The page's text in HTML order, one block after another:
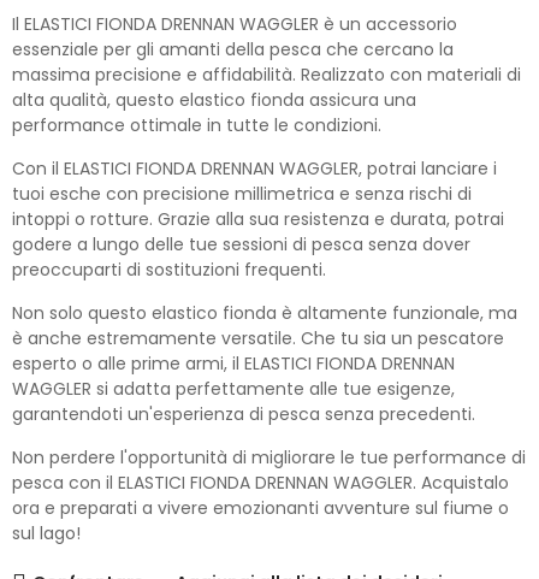
Il ELASTICI FIONDA DRENNAN WAGGLER è un accessorio
essenziale per gli amanti della pesca che cercano la
massima precisione e affidabilità. Realizzato con materiali di
alta qualità, questo elastico fionda assicura una
performance ottimale in tutte le condizioni.
Con il ELASTICI FIONDA DRENNAN WAGGLER, potrai lanciare i
tuoi esche con precisione millimetrica e senza rischi di
intoppi o rotture. Grazie alla sua resistenza e durata, potrai
godere a lungo delle tue sessioni di pesca senza dover
preoccuparti di sostituzioni frequenti.
Non solo questo elastico fionda è altamente funzionale, ma
è anche estremamente versatile. Che tu sia un pescatore
esperto o alle prime armi, il ELASTICI FIONDA DRENNAN
WAGGLER si adatta perfettamente alle tue esigenze,
garantendoti un'esperienza di pesca senza precedenti.
Non perdere l'opportunità di migliorare le tue performance di
pesca con il ELASTICI FIONDA DRENNAN WAGGLER. Acquistalo
ora e preparati a vivere emozionanti avventure sul fiume o
sul lago!